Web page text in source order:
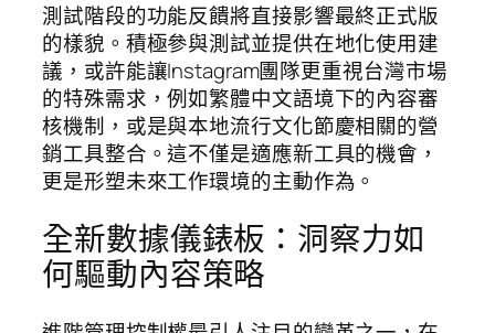
測試階段的功能反饋將直接影響最終正式版
的樣貌。積極參與測試並提供在地化使用建
議，或許能讓Instagram團隊更重視台灣市場
的特殊需求，例如繁體中文語境下的內容審
核機制，或是與本地流行文化節慶相關的營
銷工具整合。這不僅是適應新工具的機會，
更是形塑未來工作環境的主動作為。
全新數據儀錶板：洞察力如
何驅動內容策略